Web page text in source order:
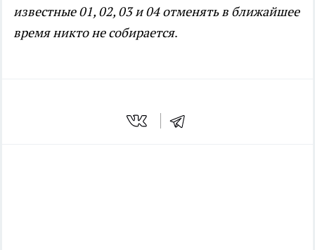
известные 01, 02, 03 и 04 отменять в ближайшее
время никто не собирается.